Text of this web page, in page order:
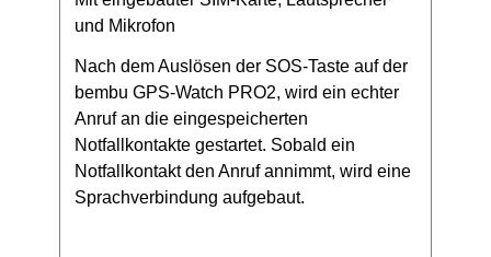
und Mikrofon
Nach dem Auslösen der SOS-Taste auf der
bembu GPS-Watch PRO2, wird ein echter
Anruf an die eingespeicherten
Notfallkontakte gestartet. Sobald ein
Notfallkontakt den Anruf annimmt, wird eine
Sprachverbindung aufgebaut.